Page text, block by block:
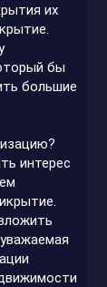
их
бы
большие
интерес